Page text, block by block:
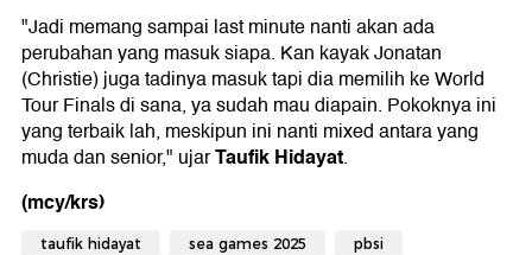
"Jadi memang sampai last minute nanti akan ada
perubahan yang masuk siapa. Kan kayak Jonatan
(Christie) juga tadinya masuk tapi dia memilih ke World
Tour Finals di sana, ya sudah mau diapain. Pokoknya ini
yang terbaik lah, meskipun ini nanti mixed antara yang
muda dan senior," ujarTaufik Hidayat.
(mcy/krs)
taufik hidayat sea games 2025 pbsi